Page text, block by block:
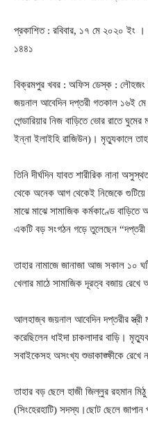
প্রকাশিত : রবিবার, ১৭ মে ২০২০ ইং
১৪৪১
বিক্রমপুর খবর : অফিস ডেস্ক : লৌহজং
জয়নাল আবেদিন দপ্তরী গতকাল ১৬ই মে
গেন্ডারিয়ার নিজ বাড়িতে ভোর রাতে
ইন্না ইলাইহি রাজিউন)। মৃত্যুকালে
তিনি দীর্ঘদিন যাবত শারীরিক নানা
থেকে অনেক আগ থেকেই নিজেকে গুটিয়ে
মাঝে মাঝে সামাজিক কর্মকাণ্ডে বাড়িতে
একটি বড় সংগঠন গড়ে তুলেছেন “দপ্তরী
তাহার নামাজে জানাজা আজ সকাল ১০
খেলার মাঠে সামাজিক দূরত্ব বজায় রেখে
আলহাজ্ব জয়নাল আবেদিন দপ্তরীর স্ত্রী
করেছিলেন ধাইদা চাকলাদার বাড়ি।
সবাইকেসহ অসংখ্য শুভাকাঙ্ক্ষীকে রেখে
তাহার বড় ছেলে হাজী জিল্লুর রহমান
(সিংহেরহাটি) সদস্য।ছোট ছেলে জাপান